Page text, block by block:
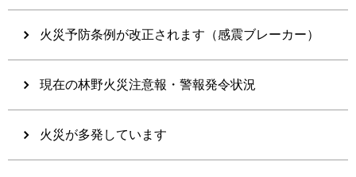
火災予防条例が改正されます（感震ブレーカー）
現在の林野火災注意報・警報発令状況
火災が多発しています